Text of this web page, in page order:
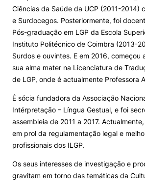
Ciências da Saúde da UCP (2011-2014)
e Surdocegos. Posteriormente, foi
Pós-graduação em LGP da Escola
Instituto Politécnico de Coimbra (2013-
Surdos e ouvintes. E em 2016, começou
sua alma mater na Licenciatura de
de LGP, onde é actualmente Professora
É sócia fundadora da Associação
Intérpretação – Língua Gestual, e foi
assembleia de 2011 a 2017.
em prol da regulamentação legal e
profissionais dos ILGP.
Os seus interesses de investigação e
gravitam em torno das temáticas da